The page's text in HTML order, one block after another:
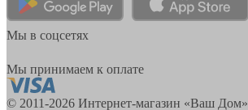
Мы в соцсетях
Мы принимаем к оплате
© 2011-2026 Интернет-магазин «Ваш Дом»